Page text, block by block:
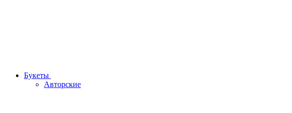
Букеты
Авторские